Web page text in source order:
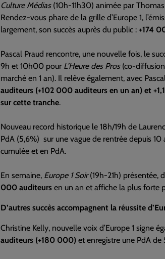
Culture Médias(10h-11h30) animée par
Rendez-vous phare de la grille d’Europe 1,
largement, son succès auprès du public : +174
Pascal Praud rencontre, une nouvelle fois, le
9h et 10h00 pour L’Heure des Pros(co-
marché en 1 an). Il relève également, avec
auditeurs (+102 000 auditeurs en un an) et
sur cette tranche.
Nouveau record historique le 18h/19h de
PdA (5,6%) sur une vague de rentrée depuis 10
cumulée et en PdA.
En semaine, Europe 1 Soir(19h-21h) présentée,
000 auditeurs en un an et affiche la plus forte
D’autres succès accompagnent la réussite
Christine Kelly, nouvelle voix d’Europe 1 signe
auditeurs (+180 000) et enregistre une PdA de